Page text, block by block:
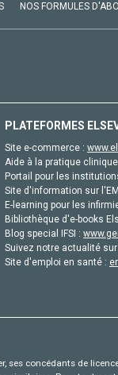
NOS FORMULES
PLATEFORMES
Site e-commerce :
Aide à la pratique
Portail pour les
Site d'information sur
E-learning pour les
Bibliothèque d'e-books
Blog special IFSI :
Suivez notre actualité
Site d'emploi en santé :
ses concédants de